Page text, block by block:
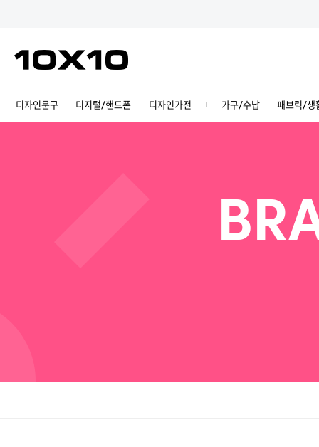
디자인문구 디지털/핸드폰 디자인가전 가구/수납 패브릭/생